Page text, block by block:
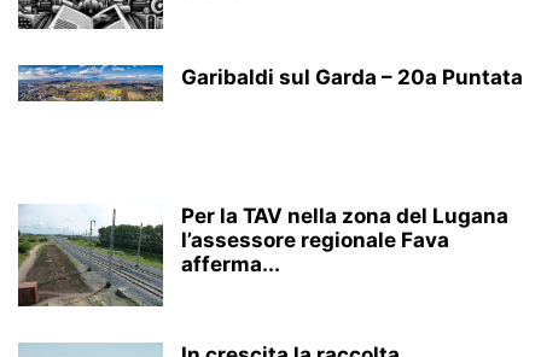
Garibaldi sul Garda – 20a Puntata
Per la TAV nella zona del Lugana
l’assessore regionale Fava
afferma...